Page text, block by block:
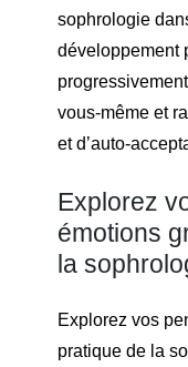
sophrologie
développement
vous-même et
et d’auto-
Explorez
émotions
la
Explorez vos
pratique de la